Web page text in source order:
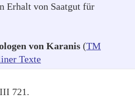
Erhalt von Saatgut für
von Karanis (TM
Texte
721.